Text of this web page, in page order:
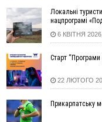
зафіксували
10:02
Змушував
затримали
через різні
08:54
Синоптики
до кінця п'ятниці
08:45
Нафтогазову
повторно
Локальні
нацпрограмі
6 КВІТНЯ
Старт “Програми
22 ЛЮТОГО
Прикарпатську